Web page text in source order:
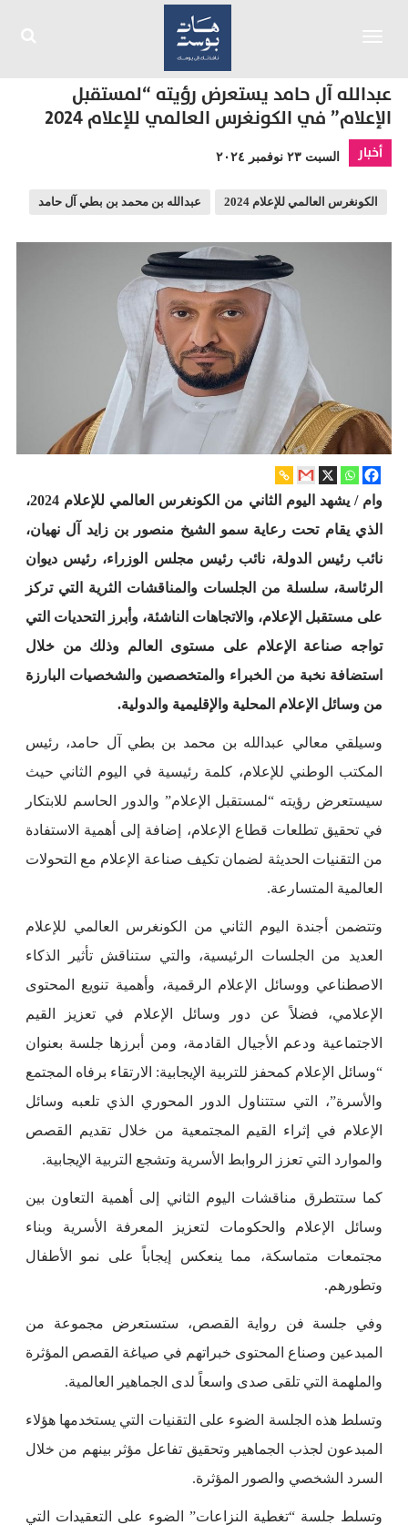
عبدالله آل حامد يستعرض رؤيته “لمستقبل
الإعلام” في الكونغرس العالمي للإعلام 2024
أخبار السبت ٢٣ نوفمبر ٢٠٢٤
الكونغرس العالمي للإعلام 2024 عبدالله بن محمد بن بطي آل حامد
وام / يشهد اليوم الثاني من الكونغرس العالمي للإعلام 2024،
الذي يقام تحت رعاية سمو الشيخ منصور بن زايد آل نهيان،
نائب رئيس الدولة، نائب رئيس مجلس الوزراء، رئيس ديوان
الرئاسة، سلسلة من الجلسات والمناقشات الثرية التي تركز
على مستقبل الإعلام، والاتجاهات الناشئة، وأبرز التحديات التي
تواجه صناعة الإعلام على مستوى العالم وذلك من خلال
استضافة نخبة من الخبراء والمتخصصين والشخصيات البارزة
من وسائل الإعلام المحلية والإقليمية والدولية.
وسيلقي معالي عبدالله بن محمد بن بطي آل حامد، رئيس
المكتب الوطني للإعلام، كلمة رئيسية في اليوم الثاني حيث
سيستعرض رؤيته “لمستقبل الإعلام” والدور الحاسم للابتكار
في تحقيق تطلعات قطاع الإعلام، إضافة إلى أهمية الاستفادة
من التقنيات الحديثة لضمان تكيف صناعة الإعلام مع التحولات
العالمية المتسارعة.
وتتضمن أجندة اليوم الثاني من الكونغرس العالمي للإعلام
العديد من الجلسات الرئيسية، والتي ستناقش تأثير الذكاء
الاصطناعي ووسائل الإعلام الرقمية، وأهمية تنويع المحتوى
الإعلامي، فضلاً عن دور وسائل الإعلام في تعزيز القيم
الاجتماعية ودعم الأجيال القادمة، ومن أبرزها جلسة بعنوان
“وسائل الإعلام كمحفز للتربية الإيجابية: الارتقاء برفاه المجتمع
والأسرة”، التي ستتناول الدور المحوري الذي تلعبه وسائل
الإعلام في إثراء القيم المجتمعية من خلال تقديم القصص
والموارد التي تعزز الروابط الأسرية وتشجع التربية الإيجابية.
كما ستتطرق مناقشات اليوم الثاني إلى أهمية التعاون بين
وسائل الإعلام والحكومات لتعزيز المعرفة الأسرية وبناء
مجتمعات متماسكة، مما ينعكس إيجاباً على نمو الأطفال
وتطورهم.
وفي جلسة فن رواية القصص، ستستعرض مجموعة من
المبدعين وصناع المحتوى خبراتهم في صياغة القصص المؤثرة
والملهمة التي تلقى صدى واسعاً لدى الجماهير العالمية.
وتسلط هذه الجلسة الضوء على التقنيات التي يستخدمها هؤلاء
المبدعون لجذب الجماهير وتحقيق تفاعل مؤثر بينهم من خلال
السرد الشخصي والصور المؤثرة.
وتسلط جلسة “تغطية النزاعات” الضوء على التعقيدات التي